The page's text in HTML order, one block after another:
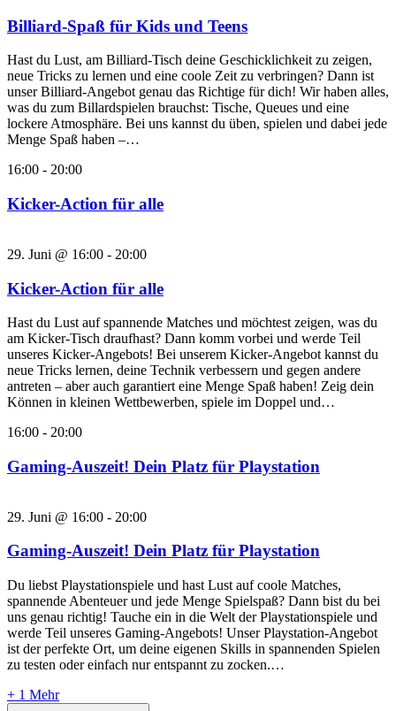
Billiard-Spaß für Kids und Teens
Hast du Lust, am Billiard-Tisch deine Geschicklichkeit zu zeigen,
neue Tricks zu lernen und eine coole Zeit zu verbringen? Dann ist
unser Billiard-Angebot genau das Richtige für dich! Wir haben alles,
was du zum Billardspielen brauchst: Tische, Queues und eine
lockere Atmosphäre. Bei uns kannst du üben, spielen und dabei jede
Menge Spaß haben –…
16:00 - 20:00
Kicker-Action für alle
29. Juni @ 16:00 - 20:00
Kicker-Action für alle
Hast du Lust auf spannende Matches und möchtest zeigen, was du
am Kicker-Tisch draufhast? Dann komm vorbei und werde Teil
unseres Kicker-Angebots! Bei unserem Kicker-Angebot kannst du
neue Tricks lernen, deine Technik verbessern und gegen andere
antreten – aber auch garantiert eine Menge Spaß haben! Zeig dein
Können in kleinen Wettbewerben, spiele im Doppel und…
16:00 - 20:00
Gaming-Auszeit! Dein Platz für Playstation
29. Juni @ 16:00 - 20:00
Gaming-Auszeit! Dein Platz für Playstation
Du liebst Playstationspiele und hast Lust auf coole Matches,
spannende Abenteuer und jede Menge Spielspaß? Dann bist du bei
uns genau richtig! Tauche ein in die Welt der Playstationspiele und
werde Teil unseres Gaming-Angebots! Unser Playstation-Angebot
ist der perfekte Ort, um deine eigenen Skills in spannenden Spielen
zu testen oder einfach nur entspannt zu zocken.…
+ 1 Mehr